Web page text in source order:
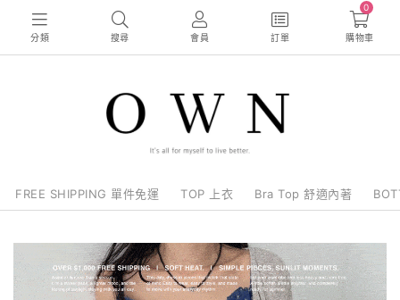
分類 搜尋 會員 訂單
0
購物車
FREE SHIPPING 單件免運 TOP 上衣 Bra Top 舒適內著